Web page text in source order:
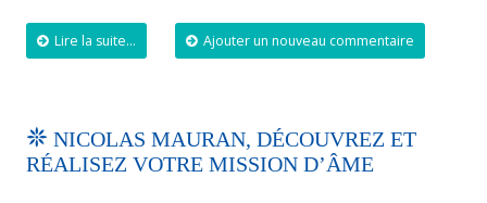
Lire la suite... Ajouter un nouveau commentaire
NICOLAS MAURAN, DÉCOUVREZ ET
RÉALISEZ VOTRE MISSION D’ÂME